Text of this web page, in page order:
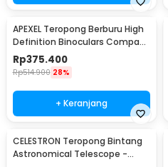
APEXEL Teropong Berburu High
Definition Binoculars Compact
Zoom 12x42 - APL-RB12X42
Rp375.400
Rp514.900 28%
+ Keranjang
CELESTRON Teropong Bintang
Astronomical Telescope -